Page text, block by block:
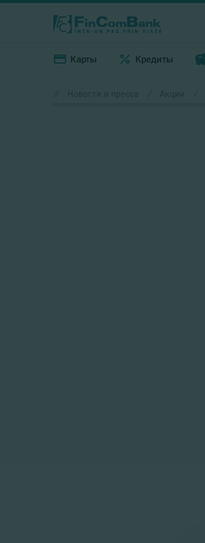
Карты Кредиты